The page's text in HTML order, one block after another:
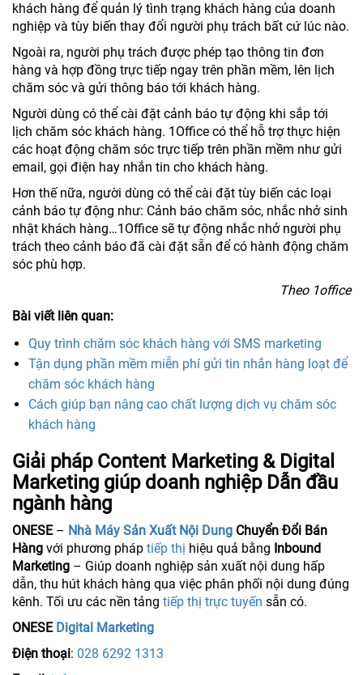
khách hàng để quản lý tình trạng khách hàng của doanh
nghiệp và tùy biến thay đổi người phụ trách bất cứ lúc nào.
Ngoài ra, người phụ trách được phép tạo thông tin đơn
hàng và hợp đồng trực tiếp ngay trên phần mềm, lên lịch
chăm sóc và gửi thông báo tới khách hàng.
Người dùng có thể cài đặt cảnh báo tự động khi sắp tới
lịch chăm sóc khách hàng. 1Office có thể hỗ trợ thực hiện
các hoạt động chăm sóc trực tiếp trên phần mềm như gửi
email, gọi điện hay nhắn tin cho khách hàng.
Hơn thế nữa, người dùng có thể cài đặt tùy biến các loại
cảnh báo tự động như: Cảnh báo chăm sóc, nhắc nhở sinh
nhật khách hàng…1Office sẽ tự động nhắc nhở người phụ
trách theo cảnh báo đã cài đặt sẵn để có hành động chăm
sóc phù hợp.
Theo 1office
Bài viết liên quan:
Quy trình chăm sóc khách hàng với SMS marketing
Tận dụng phần mềm miễn phí gửi tin nhắn hàng loạt để
chăm sóc khách hàng
Cách giúp bạn nâng cao chất lượng dịch vụ chăm sóc
khách hàng
Giải pháp Content Marketing & Digital
Marketing giúp doanh nghiệp Dẫn đầu
ngành hàng
ONESE– Nhà Máy Sản Xuất Nội Dung Chuyển Đổi Bán
Hàng với phương pháp tiếp thị hiệu quả bằng Inbound
Marketing – Giúp doanh nghiệp sản xuất nội dung hấp
dẫn, thu hút khách hàng qua việc phân phối nội dung đúng
kênh. Tối ưu các nền tảng tiếp thị trực tuyến sẵn có.
ONESE Digital Marketing
Điện thoại: 028 6292 1313